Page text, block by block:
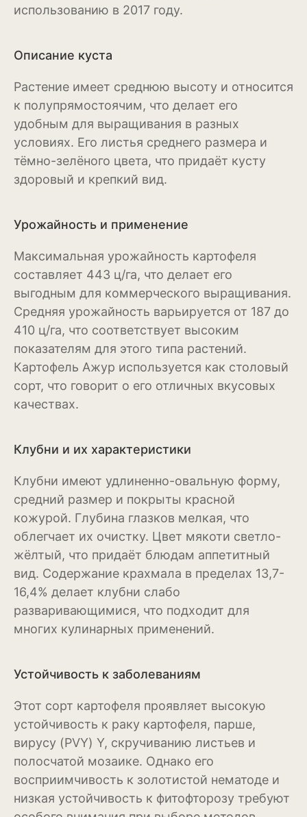
Нивяник или садовая
Очиток или седум
Петуния
Пионы
Рододендрон
Рудбекия
Тюльпан
Фиалка
Физалис
Флокс
Форзиция
Фуксия
Хризантема
Цинния
Эустома
Эхинацея
Эшшольция
Зерновые культуры
Кукуруза
Пшеница
Ячмень
Комнатные растения
Аглаонема
Алоказия
использованию в 2017 году.
Описание куста
Растение имеет среднюю высоту и относится
к полупрямостоячим, что делает его
удобным для выращивания в разных
условиях. Его листья среднего размера и
тёмно-зелёного цвета, что придаёт кусту
здоровый и крепкий вид.
Урожайность и применение
Максимальная урожайность картофеля
составляет 443 ц/га, что делает его
выгодным для коммерческого выращивания.
Средняя урожайность варьируется от 187 до
410 ц/га, что соответствует высоким
показателям для этого типа растений.
Картофель Ажур используется как столовый
сорт, что говорит о его отличных вкусовых
качествах.
Клубни и их характеристики
Клубни имеют удлиненно-овальную форму,
средний размер и покрыты красной
кожурой. Глубина глазков мелкая, что
облегчает их очистку. Цвет мякоти светло-
жёлтый, что придаёт блюдам аппетитный
вид. Содержание крахмала в пределах 13,7-
16,4% делает клубни слабо
разваривающимися, что подходит для
многих кулинарных применений.
Устойчивость к заболеваниям
Этот сорт картофеля проявляет высокую
устойчивость к раку картофеля, парше,
вирусу (PVY) Y, скручиванию листьев и
полосчатой мозаике. Однако его
восприимчивость к золотистой нематоде и
низкая устойчивость к фитофторозу требуют